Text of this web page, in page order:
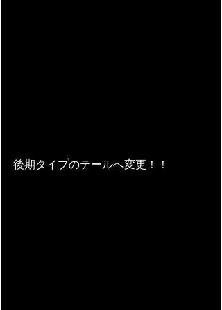
後期タイプのテールへ変更！！